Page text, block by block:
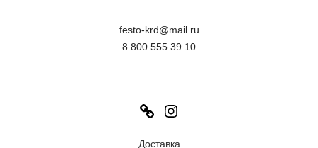
festo-krd@mail.ru
8 800 555 39 10
Link
Доставка